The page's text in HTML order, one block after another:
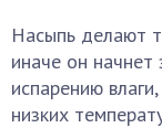
Насыпь делают
иначе он начнет
испарению
низких